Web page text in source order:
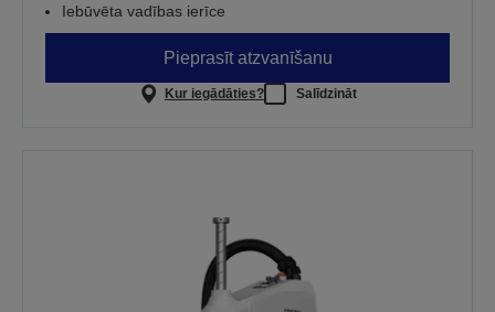
Iebūvēta vadības ierīce
Pieprasīt atzvanīšanu
Kur iegādāties? Salīdzināt